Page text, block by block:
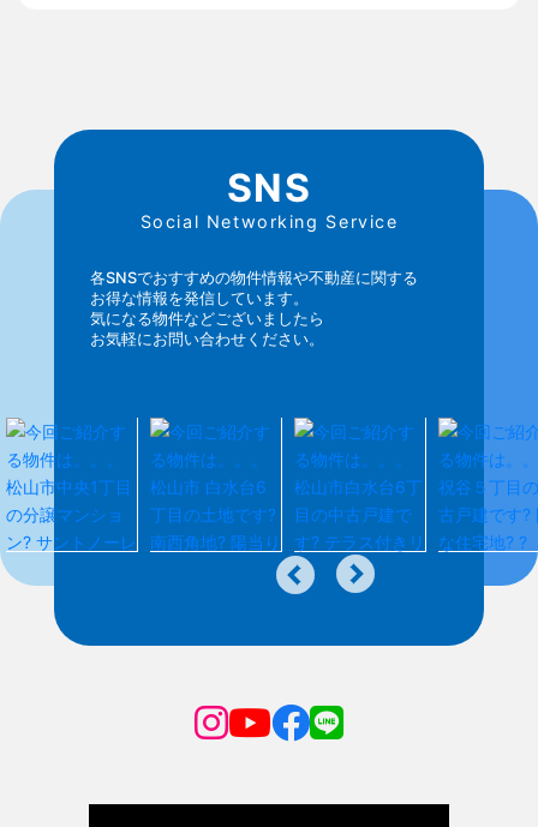
12
SNS
Social Networking Service
各SNSでおすすめの物件情報や不動産に関する
お得な情報を発信しています。
気になる物件などございましたら
お気軽にお問い合わせください。